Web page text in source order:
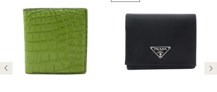
Précédent